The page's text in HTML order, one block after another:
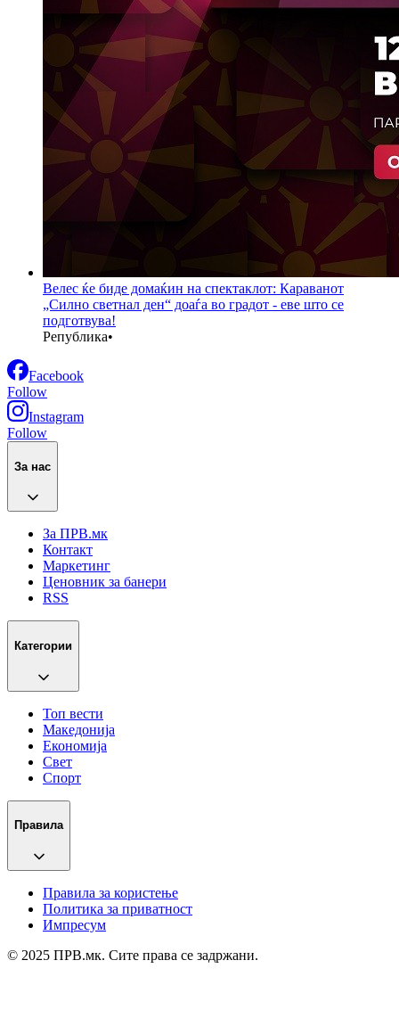
Велес ќе биде домаќин на спектаклот: Караванот
„Силно светнал ден“ доаѓа во градот - еве што се
подготвува!
Република•
Facebook
Follow
Instagram
Follow
За нас
За ПРВ.мк
Контакт
Маркетинг
Ценовник за банери
RSS
Категории
Топ вести
Македонија
Економија
Свет
Спорт
Правила
Правила за користење
Политика за приватност
Импресум
© 2025 ПРВ.мк. Сите права се задржани.